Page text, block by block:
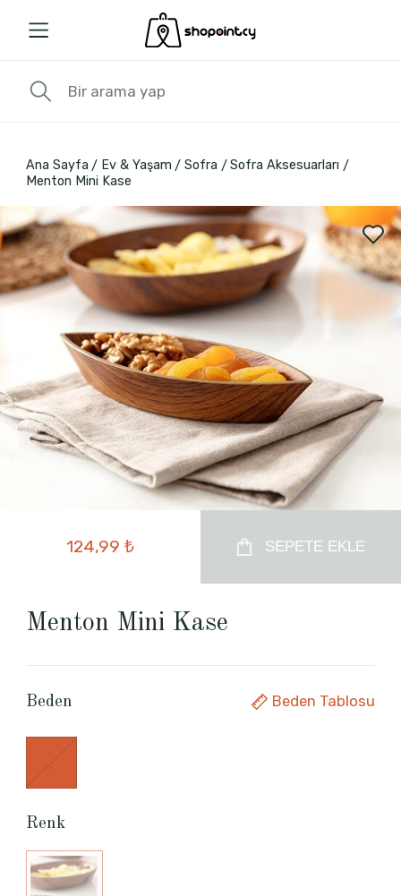
Ana Sayfa Ev & Yaşam Sofra
Sofra Aksesuarları
Menton Mini Kase
124,99 ₺ SEPETE EKLE
Menton Mini Kase
Beden Beden Tablosu
.
Renk